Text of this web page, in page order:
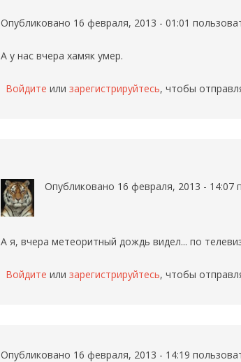
Опубликовано 16 февраля, 2013 - 01:01
А у нас вчера хамяк умер.
Войдите или зарегистрируйтесь, чтобы
Опубликовано 16 февраля, 2013 - 14:07
А я, вчера метеоритный дождь видел... по
Войдите или зарегистрируйтесь, чтобы
Опубликовано 16 февраля, 2013 - 14:19